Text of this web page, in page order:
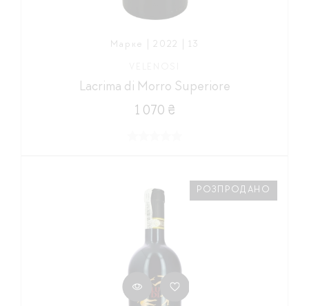
Марке | 2022 | 13
Lacrima di Morro Superiore
1 070 ₴
РОЗПРОДАНО